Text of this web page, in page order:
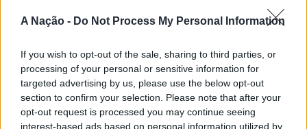
A Nação - Do Not Process My Personal Information
If you wish to opt-out of the sale, sharing to third parties, or
processing of your personal or sensitive information for
targeted advertising by us, please use the below opt-out
section to confirm your selection. Please note that after your
opt-out request is processed you may continue seeing
interest-based ads based on personal information utilized by
passa também por Sines, Peniche, Viana do Castelo, Vila
Nova de Milfontes e Ericeira.
A iniciativa pretende aproximar a prática dos desportos
de vento das comunidades costeiras, promovendo o
território através do mar e das suas condições naturais.
Nas palavras de Pedro Mota, De todas as etapas do
Nortada Ocean Rides, este evento é o que mais precisa
ATUALIDADE